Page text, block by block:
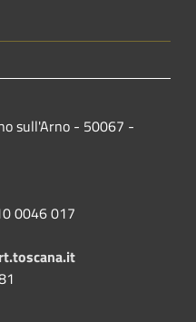
sull'Arno - 50067 -
0046 017